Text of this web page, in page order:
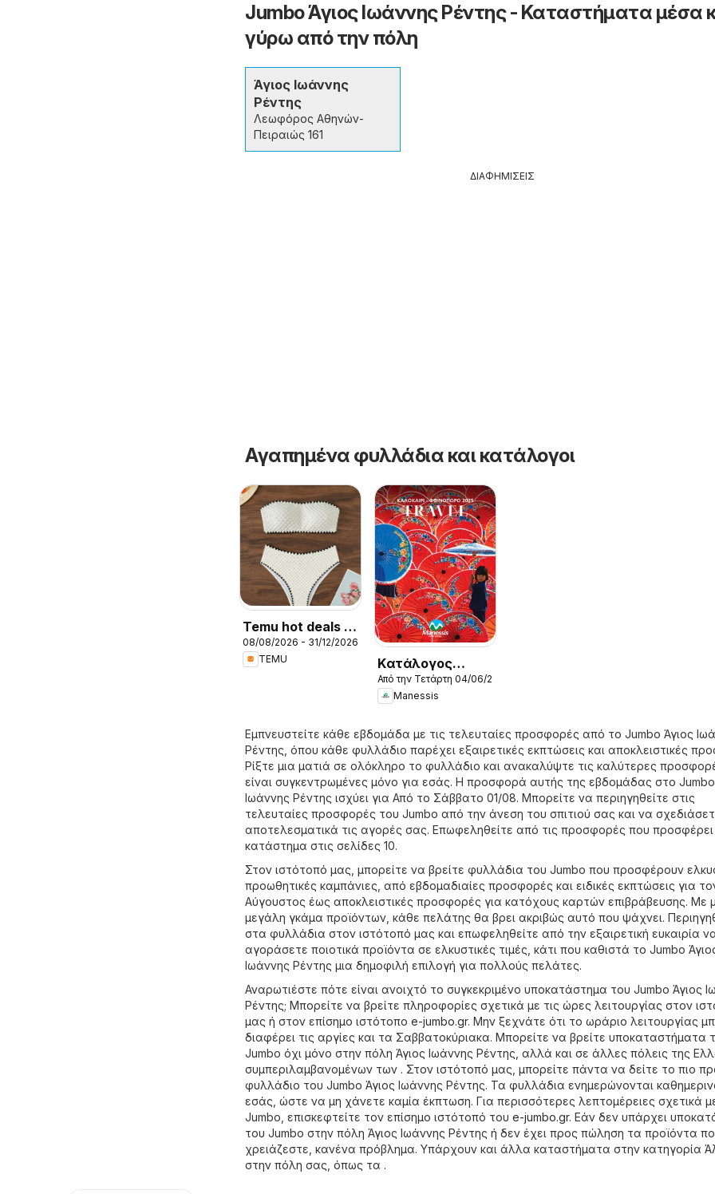
Jumbo Άγιος Ιωάννης Ρέντης - Καταστήματα μέσα
γύρω από την πόλη
Άγιος Ιωάννης
Ρέντης
Λεωφόρος Αθηνών-
Πειραιώς 161
ΔΙΑΦΗΜΙΣΕΙΣ
Αγαπημένα φυλλάδια και κατάλογοι
Temu hot deals –
Greece
08/08/2026 - 31/12/2026
TEMU
Kατάλογος
Καλοκαιρι -
Φθινοπωρο 2025
Από την Τετάρτη 04/06/2025
Manessis
Εμπνευστείτε κάθε εβδομάδα με τις τελευταίες προσφορές από το Jumbo Άγιος
Ρέντης, όπου κάθε φυλλάδιο παρέχει εξαιρετικές εκπτώσεις και αποκλειστικές
Ρίξτε μια ματιά σε ολόκληρο το φυλλάδιο και ανακαλύψτε τις καλύτερες
είναι συγκεντρωμένες μόνο για εσάς. Η προσφορά αυτής της εβδομάδας στο Jumbo
Ιωάννης Ρέντης ισχύει για Από το Σάββατο 01/08. Μπορείτε να περιηγηθείτε στις
τελευταίες προσφορές του Jumbo από την άνεση του σπιτιού σας και να
αποτελεσματικά τις αγορές σας. Επωφεληθείτε από τις προσφορές που προσφέρει
κατάστημα στις σελίδες 10.
Στον ιστότοπό μας, μπορείτε να βρείτε φυλλάδια του Jumbo που προσφέρουν
προωθητικές καμπάνιες, από εβδομαδιαίες προσφορές και ειδικές εκπτώσεις για
Αύγουστος έως αποκλειστικές προσφορές για κατόχους καρτών επιβράβευσης. Με
μεγάλη γκάμα προϊόντων, κάθε πελάτης θα βρει ακριβώς αυτό που ψάχνει.
στα φυλλάδια στον ιστότοπό μας και επωφεληθείτε από την εξαιρετική ευκαιρία
αγοράσετε ποιοτικά προϊόντα σε ελκυστικές τιμές, κάτι που καθιστά το Jumbo
Ιωάννης Ρέντης μια δημοφιλή επιλογή για πολλούς πελάτες.
Αναρωτιέστε πότε είναι ανοιχτό το συγκεκριμένο υποκατάστημα του Jumbo Άγιος
Ρέντης; Μπορείτε να βρείτε πληροφορίες σχετικά με τις ώρες λειτουργίας στον
μας ή στον επίσημο ιστότοπο e-jumbo.gr. Μην ξεχνάτε ότι το ωράριο λειτουργίας
διαφέρει τις αργίες και τα Σαββατοκύριακα. Μπορείτε να βρείτε υποκαταστήματα
Jumbo όχι μόνο στην πόλη Άγιος Ιωάννης Ρέντης, αλλά και σε άλλες πόλεις της
συμπεριλαμβανομένων των . Στον ιστότοπό μας, μπορείτε πάντα να δείτε το πιο
φυλλάδιο του Jumbo Άγιος Ιωάννης Ρέντης. Τα φυλλάδια ενημερώνονται
εσάς, ώστε να μη χάνετε καμία έκπτωση. Για περισσότερες λεπτομέρειες σχετικά
Jumbo, επισκεφτείτε τον επίσημο ιστότοπό του e-jumbo.gr. Εάν δεν υπάρχει
του Jumbo στην πόλη Άγιος Ιωάννης Ρέντης ή δεν έχει προς πώληση τα προϊόντα
χρειάζεστε, κανένα πρόβλημα. Υπάρχουν και άλλα καταστήματα στην κατηγορία
στην πόλη σας, όπως τα .